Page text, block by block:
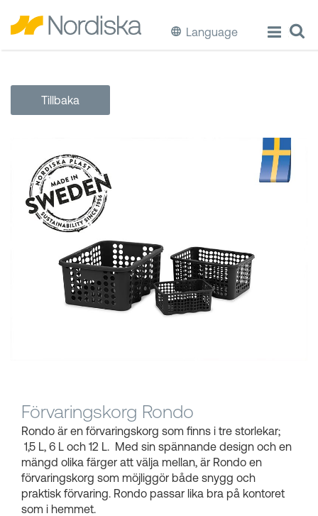
Language
Laga & Förvara mat
Diska & Städa
Förvaring
Källsortering
Hinkar & Tunnor
Tillbaka
Förvaringskorg Rondo
Rondo är en förvaringskorg som finns i tre storlekar;
1,5 L, 6 L och 12 L. Med sin spännande design och en
mängd olika färger att välja mellan, är Rondo en
förvaringskorg som möjliggör både snygg och
praktisk förvaring. Rondo passar lika bra på kontoret
som i hemmet.